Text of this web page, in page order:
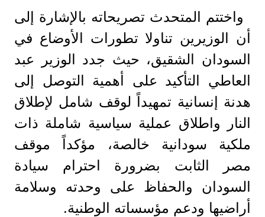
واختتم المتحدث تصريحاته بالإشارة إلى
أن الوزيرين تناولا تطورات الأوضاع في
السودان الشقيق، حيث جدد الوزير عبد
العاطي التأكيد على أهمية التوصل إلى
هدنة إنسانية تمهيداً لوقف شامل لإطلاق
النار واطلاق عملية سياسية شاملة ذات
ملكية سودانية خالصة، مؤكداً موقف
مصر الثابت بضرورة احترام سيادة
السودان والحفاظ على وحدته وسلامة
أراضيها ودعم مؤسساته الوطنية.